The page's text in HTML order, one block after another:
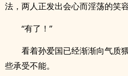
法，两人正发出会心而­‍‌淫‎荡‌‍​的笑容
“有了！”
看着孙爱国已经渐渐向气质
些承受不能。